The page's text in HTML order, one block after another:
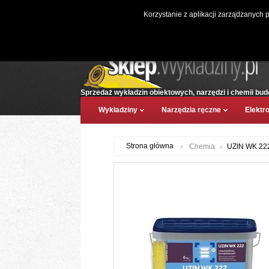
Korzystanie z aplikacji zarządzanych
Sprzedaż wykładzin obiektowych, narzędzi i chemii
Wykładziny Narzędzia ręczne
Strona główna Chemia UZIN WK